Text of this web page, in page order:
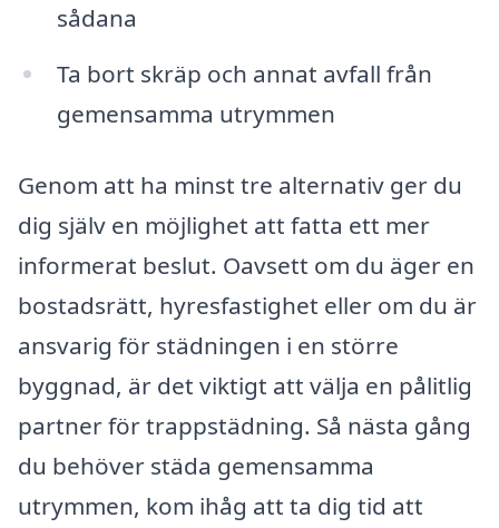
sådana
Ta bort skräp och annat avfall från
gemensamma utrymmen
Genom att ha minst tre alternativ ger du
dig själv en möjlighet att fatta ett mer
informerat beslut. Oavsett om du äger en
bostadsrätt, hyresfastighet eller om du är
ansvarig för städningen i en större
byggnad, är det viktigt att välja en pålitlig
partner för trappstädning. Så nästa gång
du behöver städa gemensamma
utrymmen, kom ihåg att ta dig tid att